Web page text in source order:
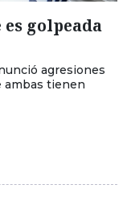
golpeada
agresiones
ambas tienen